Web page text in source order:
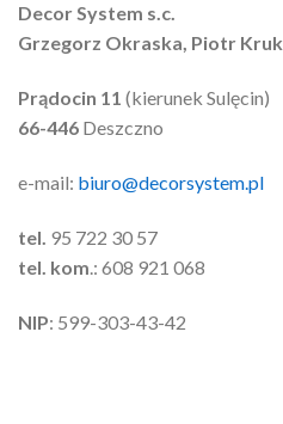
Decor System s.c.
Grzegorz Okraska, Piotr Kruk
Prądocin 11 (kierunek Sulęcin)
66-446 Deszczno
e-mail: biuro@decorsystem.pl
tel. 95 722 30 57
tel. kom.: 608 921 068
NIP: 599-303-43-42